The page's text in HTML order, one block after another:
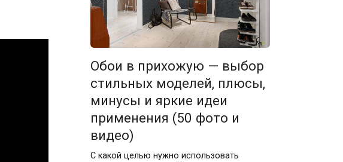
Обои в прихожую — выбор
стильных моделей, плюсы,
минусы и яркие идеи
применения (50 фото и
видео)
С какой целью нужно использовать